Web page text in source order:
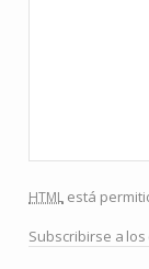
html está
Subscribirse a